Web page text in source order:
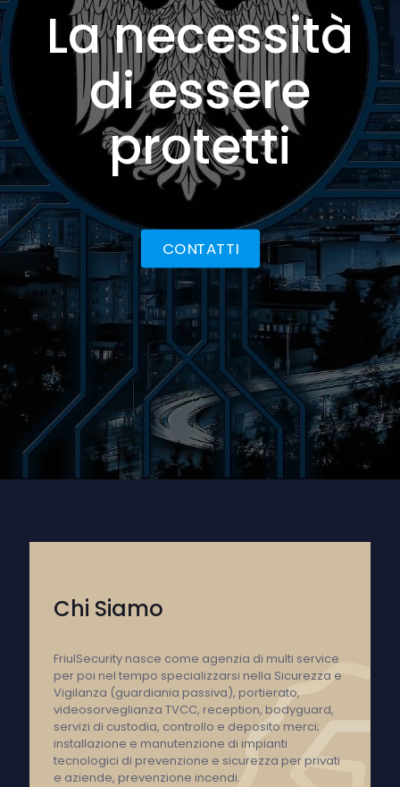
La necessità
di essere
protetti
CONTATTI
Chi Siamo
FriulSecurity nasce come agenzia di multi service
per poi nel tempo specializzarsi nella Sicurezza e
Vigilanza (guardiania passiva), portierato,
videosorveglianza TVCC, reception, bodyguard,
servizi di custodia, controllo e deposito merci;
installazione e manutenzione di impianti
tecnologici di prevenzione e sicurezza per privati
e aziende, prevenzione incendi.